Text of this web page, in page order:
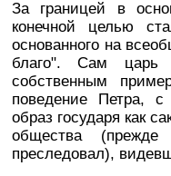
За границей в
конечной целью
основанного на
благо". Сам царь
собственным
поведение Петра,
образ государя как
общества
преследовал),